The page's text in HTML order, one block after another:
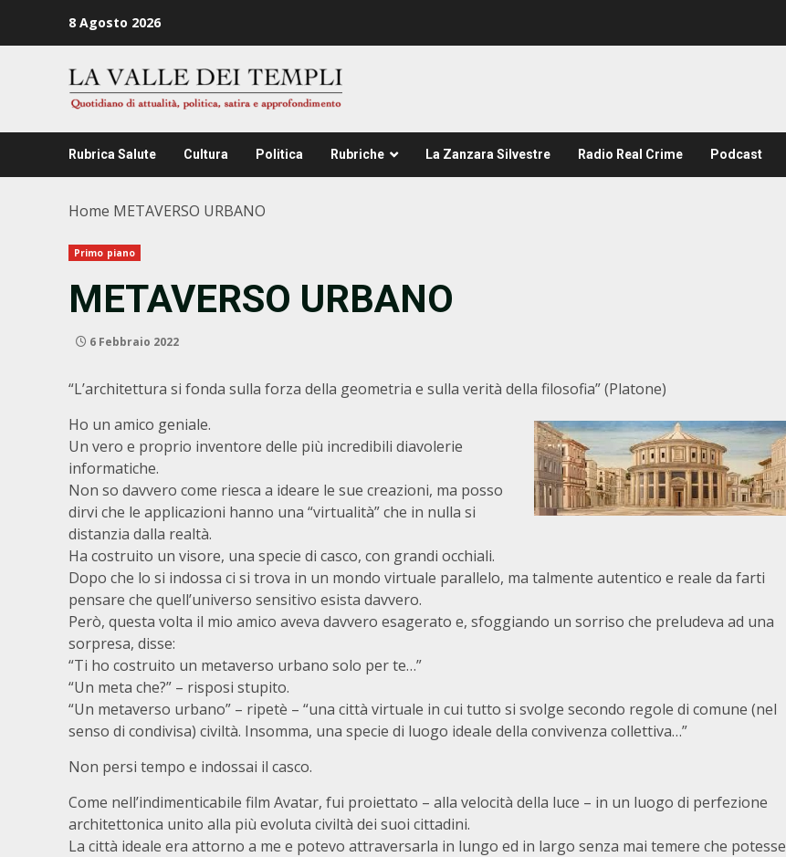
8 Agosto 2026
Rubrica Salute Cultura Politica Rubriche La Zanzara Silvestre Radio Real Crime Podcast
Home METAVERSO URBANO
Primo piano
METAVERSO URBANO
6 Febbraio 2022
“L’architettura si fonda sulla forza della geometria e sulla verità della filosofia” (Platone)
Ho un amico geniale.
Un vero e proprio inventore delle più incredibili diavolerie
informatiche.
Non so davvero come riesca a ideare le sue creazioni, ma posso
dirvi che le applicazioni hanno una “virtualità” che in nulla si
distanzia dalla realtà.
Ha costruito un visore, una specie di casco, con grandi occhiali.
Dopo che lo si indossa ci si trova in un mondo virtuale parallelo, ma talmente autentico e reale da farti
pensare che quell’universo sensitivo esista davvero.
Però, questa volta il mio amico aveva davvero esagerato e, sfoggiando un sorriso che preludeva ad una
sorpresa, disse:
“Ti ho costruito un metaverso urbano solo per te…”
“Un meta che?” – risposi stupito.
“Un metaverso urbano” – ripetè – “una città virtuale in cui tutto si svolge secondo regole di comune (nel
senso di condivisa) civiltà. Insomma, una specie di luogo ideale della convivenza collettiva…”
Non persi tempo e indossai il casco.
Come nell’indimenticabile film Avatar, fui proiettato – alla velocità della luce – in un luogo di perfezione
architettonica unito alla più evoluta civiltà dei suoi cittadini.
La città ideale era attorno a me e potevo attraversarla in lungo ed in largo senza mai temere che potesse